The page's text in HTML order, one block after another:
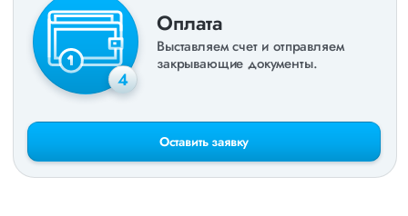
4
Оплата
Выставляем счет и отправляем
закрывающие документы.
Оставить заявку